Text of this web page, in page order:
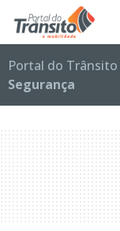
Portal do Trânsito
Segurança